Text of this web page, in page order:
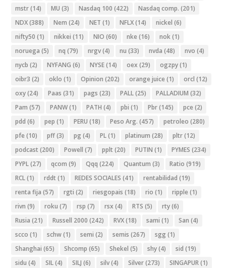
mstr(14) MU (3) Nasdaq 100 (422) Nasdaq comp. (201)
NDX(388) Nem (24) NET (1) NFLX(14) nickel (6)
nifty50 (1) nikkei (11) NIO (60) nke (16) nok(1)
noruega (5) nq (79) nrgv(4) nu (33) nvda (48) nvo (4)
nycb (2) NYFANG (6) NYSE(14) oex (29) ogzpy(1)
oibr3 (2) oklo (1) Opinion (202) orange juice (1) orcl (12)
oxy(24) Paas (31) pags (23) PALL(25) PALLADIUM (32)
Pam (57) PANW(1) PATH (4) pbi (1) Pbr(145) pce (2)
pdd (6) pep (1) PERU (18) Peso Arg. (457) petroleo (280)
pfe (10) pff(3) pg (4) PL(1) platinum (28) pltr(12)
podcast (200) Powell (7) pplt (20) PUTIN (1) PYMES (234)
PYPL(27) qcom (9) Qqq (224) Quantum (3) Ratio (919)
RCL(1) rddt (1) REDES SOCIALES (41) rentabilidad (19)
renta fija (57) rgti (2) riesgopais (18) rio (1) ripple (1)
rivn (9) roku (7) rsp (7) rsx (4) RTS (5) rty(6)
Rusia (21) Russell 2000 (242) RVX(18) sami (1) San (4)
scco (1) schw(1) semi (2) semis (267) sgg (1)
Shanghai (65) Shcomp (65) Shekel (5) shy(4) sid (19)
sidu (4) SIL(4) SILJ (6) silv(4) Silver(273) SINGAPUR(1)